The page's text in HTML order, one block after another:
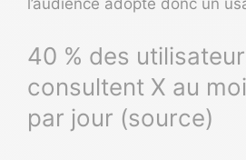
40 % des
consultent X au
par jour (source)